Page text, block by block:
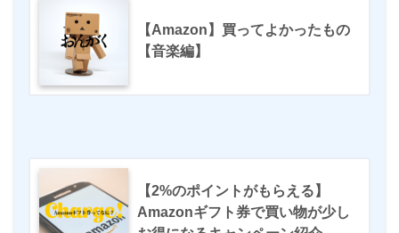
【Amazon】買ってよかったもの
【音楽編】
【2%のポイントがもらえる】
Amazonギフト券で買い物が少し